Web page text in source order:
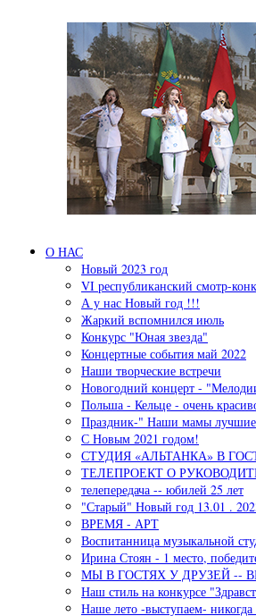
О НАС
Новый 2023 год
VI республиканский смотр-
А у нас Новый год !!!
Жаркий вспомнился июль
Конкурс "Юная звезда"
Концертные события май 2022
Наши творческие встречи
Новогодний концерт -
Польша - Кельце - очень
Праздник-" Наши мамы
С Новым 2021 годом!
СТУДИЯ «АЛЬТАНКА» В
ТЕЛЕПРОЕКТ О
телепередача -- юбилей 25 лет
"Старый" Новый год 13.01 .
ВРЕМЯ - АРТ
Воспитанница музыкальной
Ирина Стоян - 1 место,
МЫ В ГОСТЯХ У ДРУЗЕЙ --
Наш стиль на конкурсе
Наше лето -выступаем-